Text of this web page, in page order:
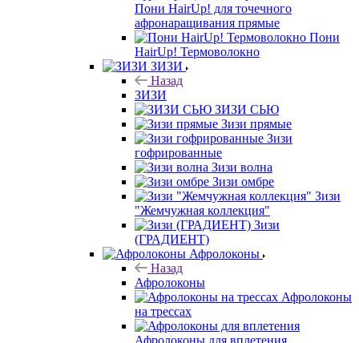
Пони HairUp! для точечного
афронаращивания прямые
Пони
HairUp! Термоволокно
ЗИЗИ
Назад
ЗИЗИ
ЗИЗИ СЬЮ
Зизи прямые
Зизи
гофрированные
Зизи волна
Зизи омбре
Зизи
"Жемчужная коллекция"
Зизи
(ГРАДИЕНТ)
Афролоконы
Назад
Афролоконы
Афролоконы
на трессах
Афролоконы для вплетения